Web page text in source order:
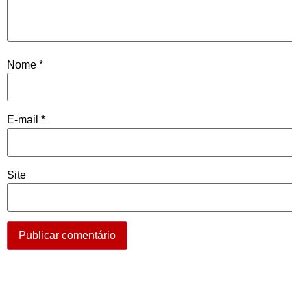
Nome *
E-mail *
Site